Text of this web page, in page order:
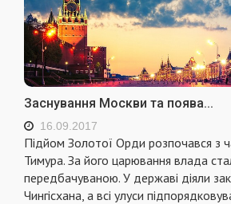
Заснування Москви та поява...
16.09.2017
Підйом Золотої Орди розпочався з
Тимура. За його царювання влада
передбачуваною. У державі діяли
Чингісхана, а всі улуси